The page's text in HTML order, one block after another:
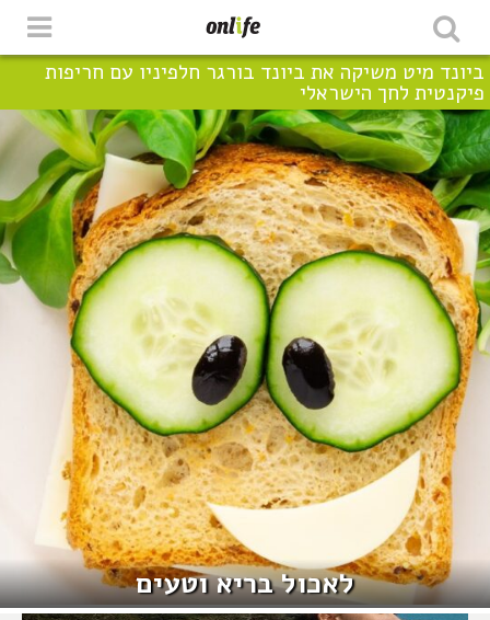
ביונד מיט משיקה את ביונד בורגר חלפיניו עם חריפות
פיקנטית לחך הישראלי
לאכול בריא וטעים